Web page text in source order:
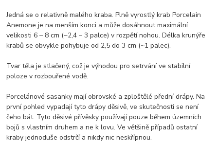
Jedná se o relativně malého kraba. Plně vyrostlý krab Porcelain
Anemone je na menším konci a může dosáhnout maximální
velikosti 6 – 8 cm (~2,4 – 3 palce) v rozpětí nohou. Délka krunýře
krabů se obvykle pohybuje od 2,5 do 3 cm (~1 palec).
Tvar těla je stlačený, což je výhodou pro setrvání ve stabilní
poloze v rozbouřené vodě.
Porcelánové sasanky mají obrovské a zploštělé přední drápy. Na
první pohled vypadají tyto drápy děsivě, ve skutečnosti se není
čeho bát. Tyto děsivé přívěsky používají pouze během územních
bojů s vlastním druhem a ne k lovu. Ve většině případů ostatní
kraby jednoduše odstrčí a nikdy nic neskřípnou.